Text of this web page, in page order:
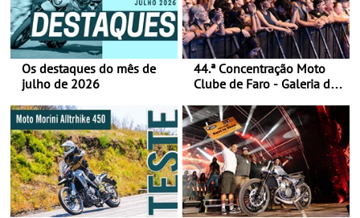
Os destaques do mês de
julho de 2026
44.ª Concentração Moto
Clube de Faro - Galeria de